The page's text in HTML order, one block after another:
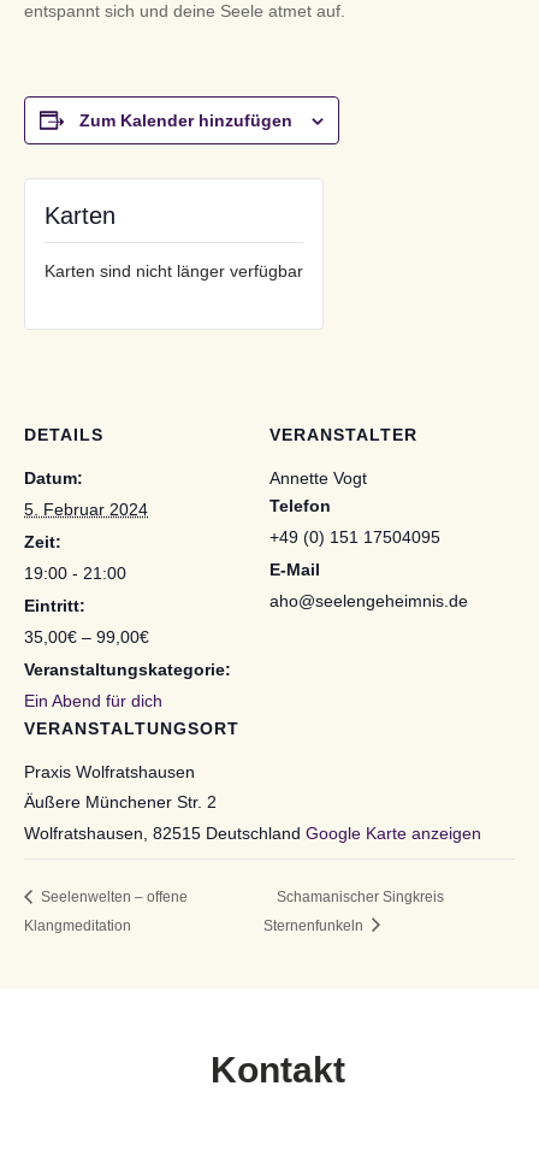
entspannt sich und deine Seele atmet auf.
Zum Kalender hinzufügen
DETAILS
Datum:
5. Februar 2024
Zeit:
19:00 - 21:00
Eintritt:
35,00€ – 99,00€
Veranstaltungskategorie:
Ein Abend für dich
VERANSTALTUNGSORT
Praxis Wolfratshausen
Äußere Münchener Str. 2
Wolfratshausen 82515 Deutschland Google Karte anzeigen
VERANSTALTER
Annette Vogt
Telefon
+49 (0) 151 17504095
E-Mail
aho@seelengeheimnis.de
Karten
Karten sind nicht länger verfügbar
Seelenwelten – offene
Klangmeditation
Schamanischer Singkreis
Sternenfunkeln
Kontakt